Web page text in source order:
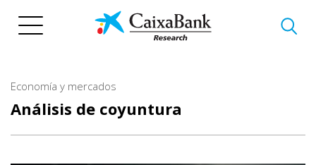
Economía y mercados
Análisis de coyuntura